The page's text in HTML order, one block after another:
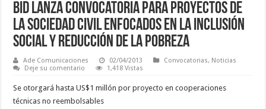
BID lanza convocatoria para proyectos de
la sociedad civil enfocados en la inclusión
social y reducción de la pobreza
Ade Comunicaciones 02/04/2013 Convocatorias, Noticias
Deje su comentario
1,418 Vistas
Se otorgará hasta US$1 millón por proyecto en cooperaciones
técnicas no reembolsables